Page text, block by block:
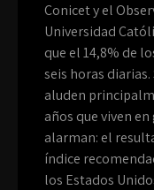
Conicet y el
Universidad
que el 14,8% de
seis horas
aluden
años que viven
alarman: el
índice
los Estados